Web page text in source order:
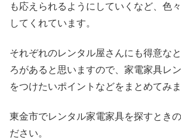
も応えられるようにしていくなど、色
してくれています。
それぞれのレンタル屋さんにも得意な
ろがあると思いますので、家電家具レ
をつけたいポイントなどをまとめてみま
東金市でレンタル家電家具を探すとき
ださい。